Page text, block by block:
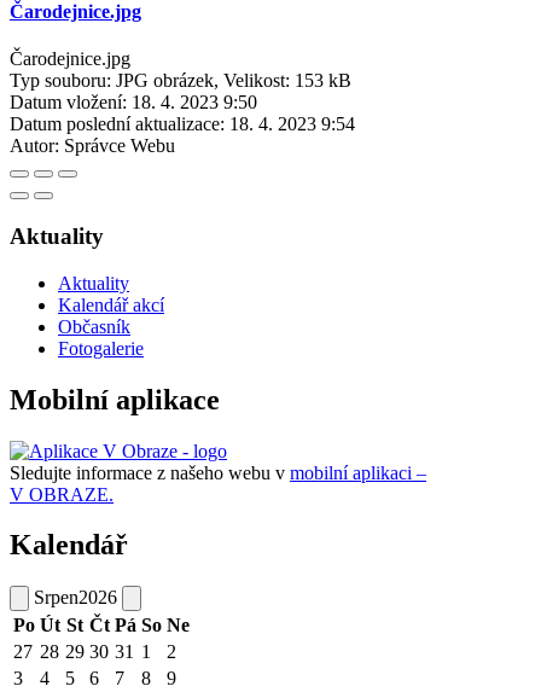
Čarodejnice.jpg
Čarodejnice.jpg
Typ souboru: JPG obrázek, Velikost: 153 kB
Datum vložení: 18. 4. 2023 9:50
Datum poslední aktualizace: 18. 4. 2023 9:54
Autor: Správce Webu
Aktuality
Aktuality
Kalendář akcí
Občasník
Fotogalerie
Mobilní aplikace
Sledujte informace z našeho webu v mobilní aplikaci –
V OBRAZE.
Kalendář
Srpen2026
Po Út St Čt Pá So Ne
27 28 29 30 31 1
2
3
4 5 6 7 8
9